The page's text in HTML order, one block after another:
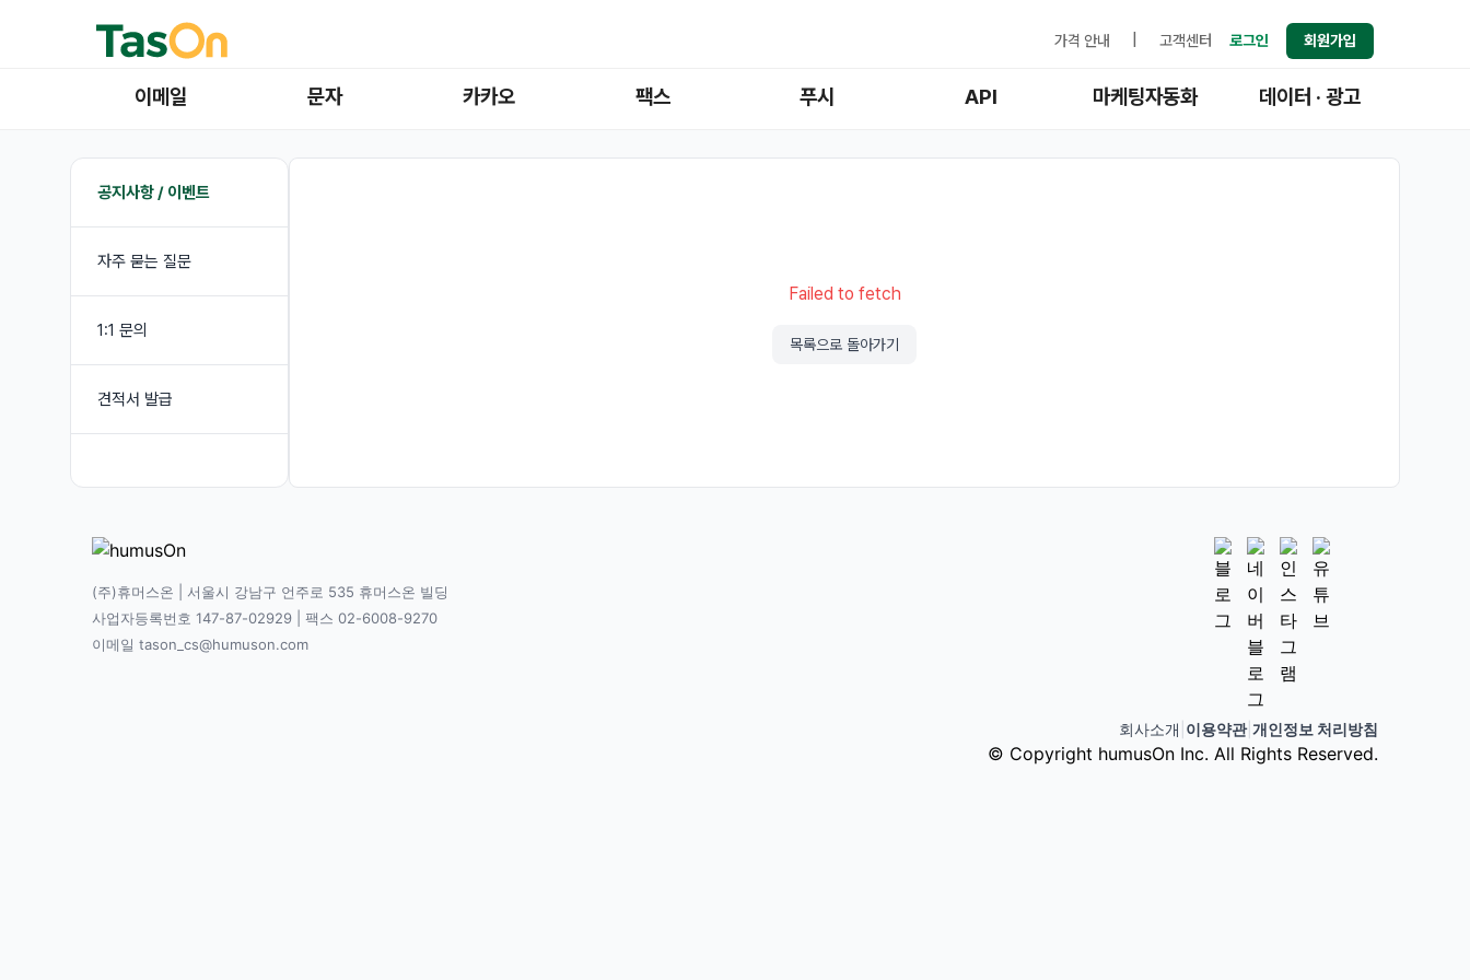
가격 안내 고객센터 로그인 회원가입
이메일 문자 카카오 팩스 푸시 API 마케팅자동화 데이터 · 광고
공지사항 / 이벤트
자주 묻는 질문
1:1 문의
견적서 발급
Failed to fetch
목록으로 돌아가기
(주)휴머스온 | 서울시 강남구 언주로 535 휴머스온 빌딩
사업자등록번호 147-87-02929 | 팩스 02-6008-9270
이메일 tason_cs@humuson.com
회사소개 이용약관| 개인정보 처리방침
© Copyright humusOn Inc. All Rights Reserved.